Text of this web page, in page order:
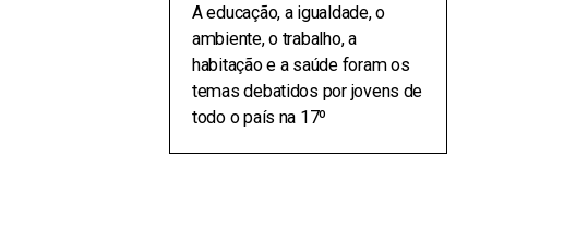
A educação, a igualdade, o
ambiente, o trabalho, a
habitação e a saúde foram os
temas debatidos por jovens de
todo o país na 17º